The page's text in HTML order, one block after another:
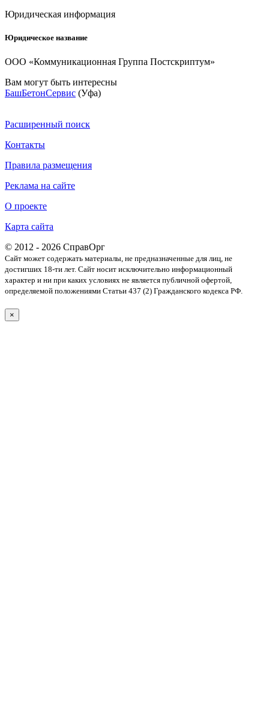
Юридическая информация
Юридическое название
ООО «Коммуникационная Группа Постскриптум»
Вам могут быть интересны
БашБетонСервис (Уфа)
Расширенный поиск
Контакты
Правила размещения
Реклама на сайте
О проекте
Карта сайта
© 2012 - 2026 СправОрг
Сайт может содержать материалы, не предназначенные для лиц, не
достигших 18-ти лет. Cайт носит исключительно информационный
характер и ни при каких условиях не является публичной офертой,
определяемой положениями Статьи 437 (2) Гражданского кодекса РФ.
×